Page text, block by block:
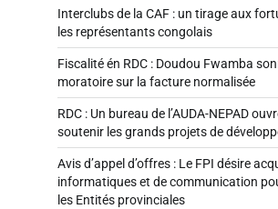
Interclubs de la CAF : un tirage aux
les représentants congolais
Fiscalité én RDC : Doudou Fwamba
moratoire sur la facture normalisée
RDC : Un bureau de l’AUDA-NEPAD
soutenir les grands projets de
Avis d’appel d’offres : Le FPI désire
informatiques et de communication
les Entités provinciales